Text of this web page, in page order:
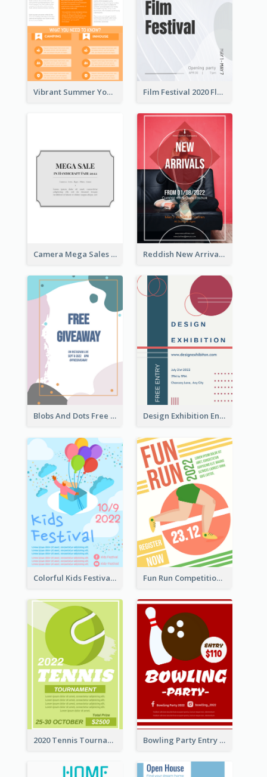
Vibrant Summer Youth Flyer Design Templates Film Festival 2020 Flyer
Camera Mega Sales Flyer Reddish New Arrivals Flyer
Blobs And Dots Free Giveaway Flyer Design Exhibition Entry Flyer
Colorful Kids Festival Flyer Fun Run Competition Flyer
2020 Tennis Tournament Flyer Bowling Party Entry Flyer